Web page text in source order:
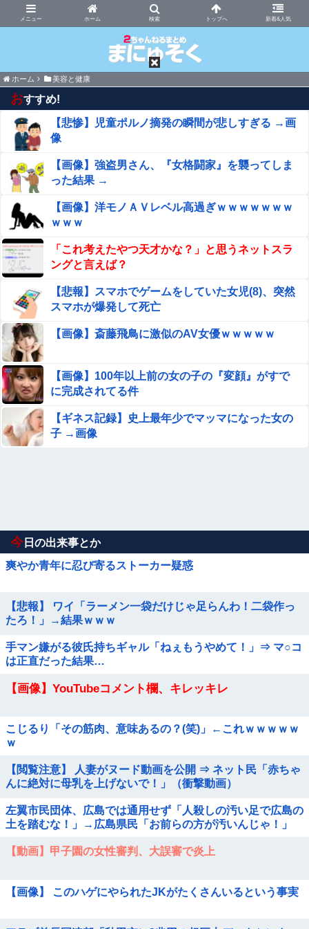
ホーム 新着&人気
まにゅそく 2chまとめニュース速報VIP
ホーム 美容と健康
おすすめ!
【悲惨】児童ポルノ摘発の瞬間が悲しすぎる →画
像
【画像】強盗男さん、『女格闘家』を襲ってしま
った結果 →
【画像】洋モノＡＶレベル高過ぎｗｗｗｗｗｗｗ
ｗｗｗ
「これ考えたやつ天才かな？」と思うネットスラ
ングと言えば？
【悲報】スマホでゲームをしていた女児(8)、突然
スマホが爆発して死亡
【画像】斎藤飛鳥に激似のAV女優ｗｗｗｗｗ
【画像】100年以上前の女の子の『変顔』がすで
に完成されてる件
【ギネス記録】史上最年少でマッマになった女の
子 →画像
今 日の出来事とか
爽やか青年に忍び寄るストーカー疑惑
【悲報】 ワイ「ラーメン一袋だけじゃ足らんわ！二袋作っ
たろ！」→結果ｗｗｗ
手マン嫌がる彼氏持ちギャル「ねぇもうやめて！」⇒ マ○コ
は正直だった結果…
【画像】YouTubeコメント欄、キレッキレ
こじるり「その筋肉、意味あるの？(笑)」←これｗｗｗｗｗ
ｗ
【閲覧注意】 人妻がヌード動画を公開 ⇒ ネット民「赤ちゃ
んに絶対に母乳を上げないで！」（衝撃動画）
左翼市民団体、広島では通用せず「人殺しの汚い足で広島の
土を踏むな！」→広島県民「お前らの方が汚いんじゃ！」
【動画】甲子園の女性審判、大誤審で炎上
【画像】 このハゲにやられたJKがたくさんいるという事実